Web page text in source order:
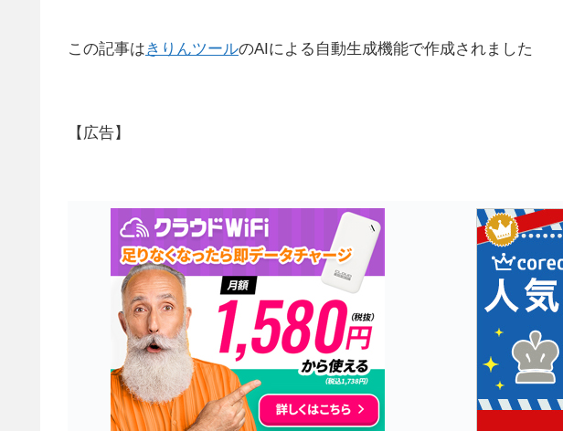
この記事はきりんツールのAIによる自動生成機能で作成されました
【広告】